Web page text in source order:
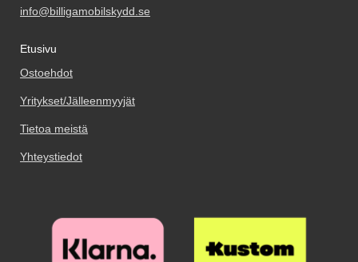
info@billigamobilskydd.se
Etusivu
Ostoehdot
Yritykset/Jälleenmyyjät
Tietoa meistä
Yhteystiedot